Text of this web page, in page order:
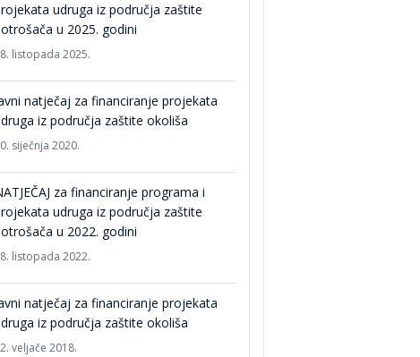
udruga iz područja zaštite
u 2025. godini
listopada 2025.
natječaj za financiranje projekata
iz područja zaštite okoliša
siječnja 2020.
za financiranje programa i
udruga iz područja zaštite
u 2022. godini
listopada 2022.
natječaj za financiranje projekata
iz područja zaštite okoliša
veljače 2018.